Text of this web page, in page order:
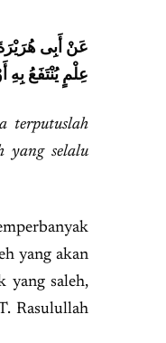
عَنْ أَبِى
عِلْمٍ يُنْتَفَعُ بِهِ
terputuslah
yang selalu
yang akan
yang saleh,
Rasulullah